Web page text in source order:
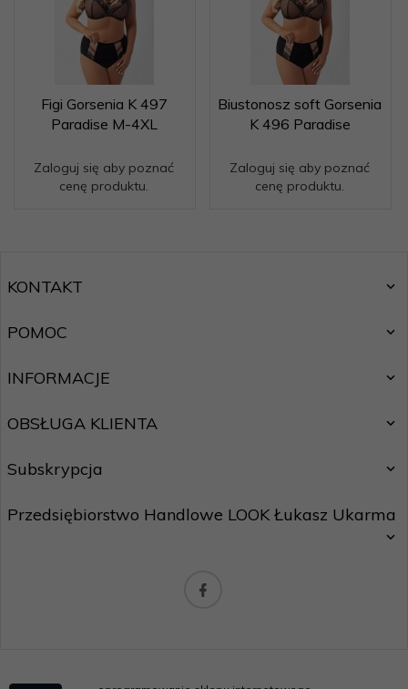
Figi Gorsenia K 497
Paradise M-4XL
Zaloguj się aby poznać
cenę produktu.
Biustonosz soft Gorsenia
K 496 Paradise
Zaloguj się aby poznać
cenę produktu.
KONTAKT
POMOC
INFORMACJE
OBSŁUGA KLIENTA
Subskrypcja
Przedsiębiorstwo Handlowe LOOK Łukasz Ukarma